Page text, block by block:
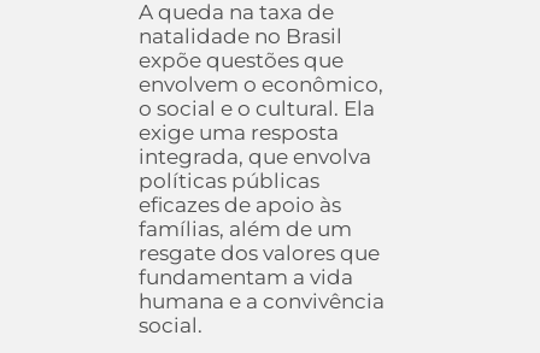
A queda na taxa de
natalidade no Brasil
expõe questões que
envolvem o econômico,
o social e o cultural. Ela
exige uma resposta
integrada, que envolva
políticas públicas
eficazes de apoio às
famílias, além de um
resgate dos valores que
fundamentam a vida
humana e a convivência
social.